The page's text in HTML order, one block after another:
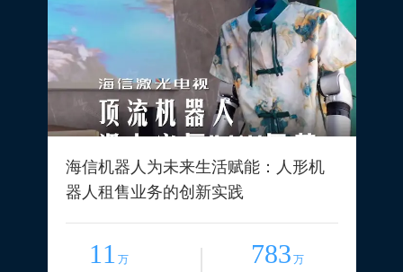
海信机器人为未来生活赋能：人形机
器人租售业务的创新实践
11 万 783 万